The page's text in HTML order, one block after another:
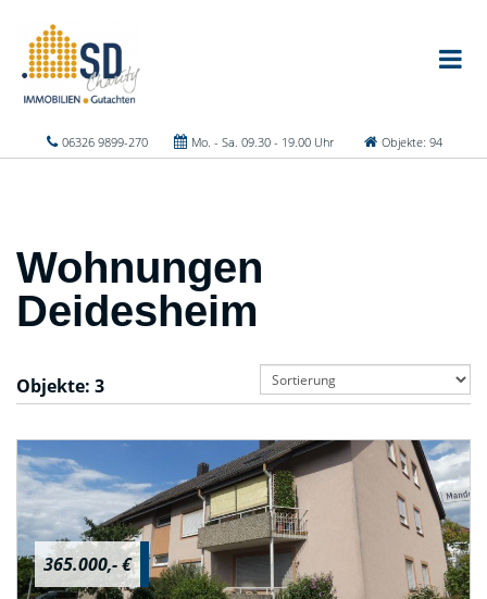
06326 9899-270 Mo. - Sa. 09.30 - 19.00 Uhr Objekte: 94
Wohnungen
Deidesheim
Objekte: 3
365.000,- €